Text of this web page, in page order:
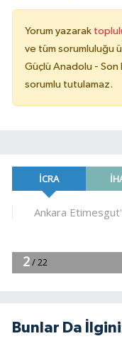
Yorum yazarak
ve tüm sorumluluğu
Güçlü Anadolu -
sorumlu tutulamaz.
Bunlar Da